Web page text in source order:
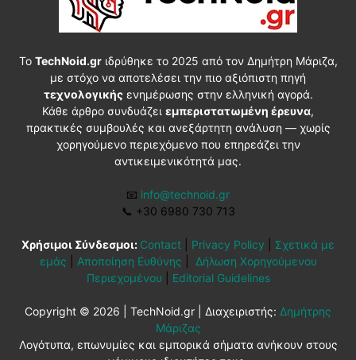
Το TechNoid.grιδρύθηκε το 2025 από τον Δημήτρη Μάριζα,
με στόχο να αποτελέσει την πιο αξιόπιστη πηγή
τεχνολογικήςενημέρωσης στην ελληνική αγορά.
Κάθε άρθρο συνδυάζει εμπεριστατωμένη έρευνα,
πρακτικές συμβουλές και ανεξάρτητη ανάλυση — χωρίς
χορηγούμενο περιεχόμενο που επηρεάζει την
αντικειμενικότητά μας.
📧 info@technoid.gr
📞 +30 6980 730 713
Χρήσιμοι Σύνδεσμοι: Contact Privacy Policy
Σχετικά με
εμάς
Αποποίηση Ευθύνης
Δήλωση Χορηγούμενου
Περιεχομένου
Editorial Guidelines
Copyright © 2026 | TechNoid.gr | Διαχειριστής: Δημήτρης
Μάριζας
Λογότυπα, επωνυμίες και εμπορικά σήματα ανήκουν στους